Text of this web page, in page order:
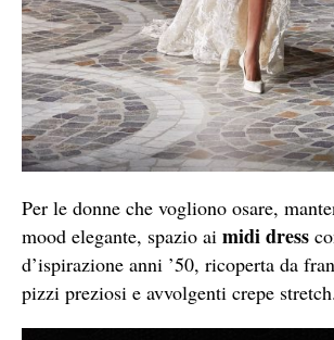
Per le donne che vogliono osare,
mood elegante, spazio ai midi dress
d’ispirazione anni ’50, ricoperta da
pizzi preziosi e avvolgenti crepe stretch.